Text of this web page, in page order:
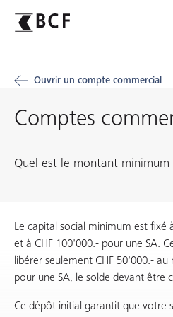
Ouvrir un compte commercial
Comptes
Quel est le montant minimum
Le capital social minimum est fixé
et à CHF 100'000.- pour une SA.
libérer seulement CHF 50'000.-
pour une SA, le solde devant être
Ce dépôt initial garantit que votre